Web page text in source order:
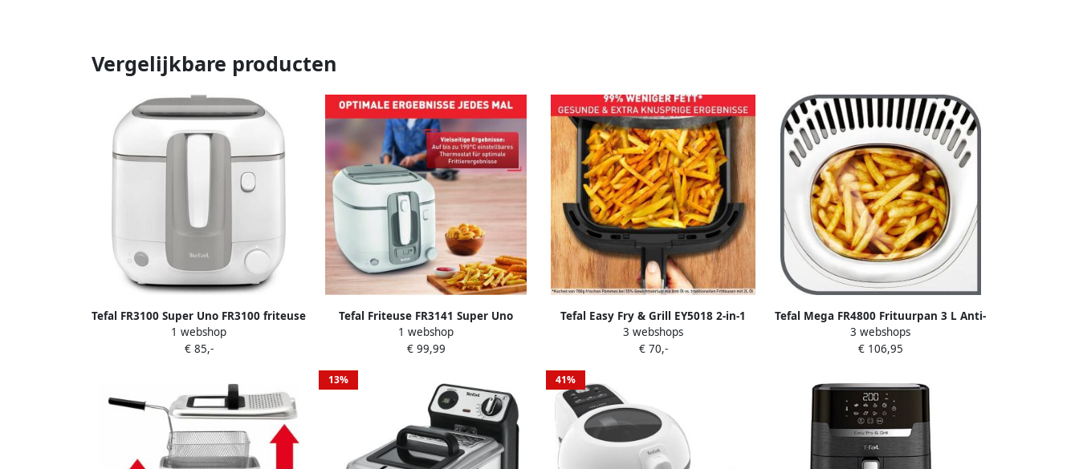
Vergelijkbare producten
Tefal FR3100 Super Uno FR3100 friteuse
1 webshop
€ 85,-
Tefal Friteuse FR3141 Super Uno
instelbare thermostaat eenvoudige
toepassing & reiniging fr3141
1 webshop
€ 99,99
Tefal Easy Fry & Grill EY5018 2-in-1
Airfryer & Grill 4.2L 1550W Gegoten
Aluminium Grillrooster 70%
3 webshops
€ 70,-
Tefal Mega FR4800 Frituurpan 3 L Anti-
geurfilter Kijkvenster Makkelijk
Schoonmaken Voor Grote Porties
3 webshops
€ 106,95
13% 41%